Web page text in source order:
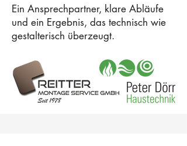
Ein Ansprechpartner, klare Abläufe
und ein Ergebnis, das technisch wie
gestalterisch überzeugt.